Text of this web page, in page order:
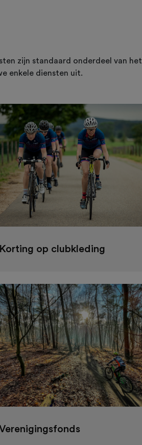
zijn standaard onderdeel van het
enkele diensten uit.
Korting op clubkleding